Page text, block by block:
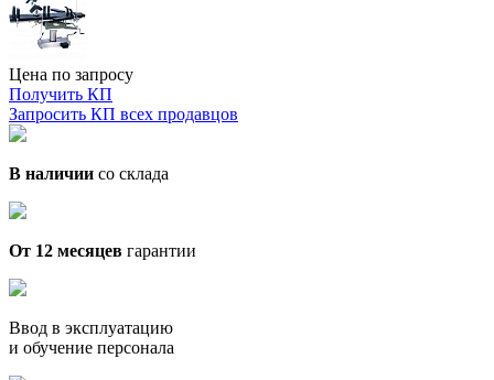
Цена по запросу
Получить КП
Запросить КП всех продавцов
В наличии со склада
От 12 месяцев гарантии
Ввод в эксплуатацию
и обучение персонала